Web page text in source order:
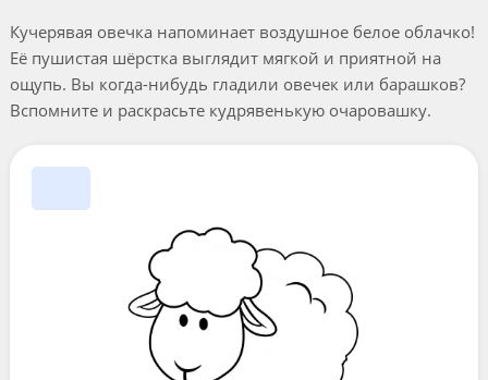
Кучерявая овечка напоминает воздушное белое облачко!
Её пушистая шёрстка выглядит мягкой и приятной на
ощупь. Вы когда-нибудь гладили овечек или барашков?
Вспомните и раскрасьте кудрявенькую очаровашку.